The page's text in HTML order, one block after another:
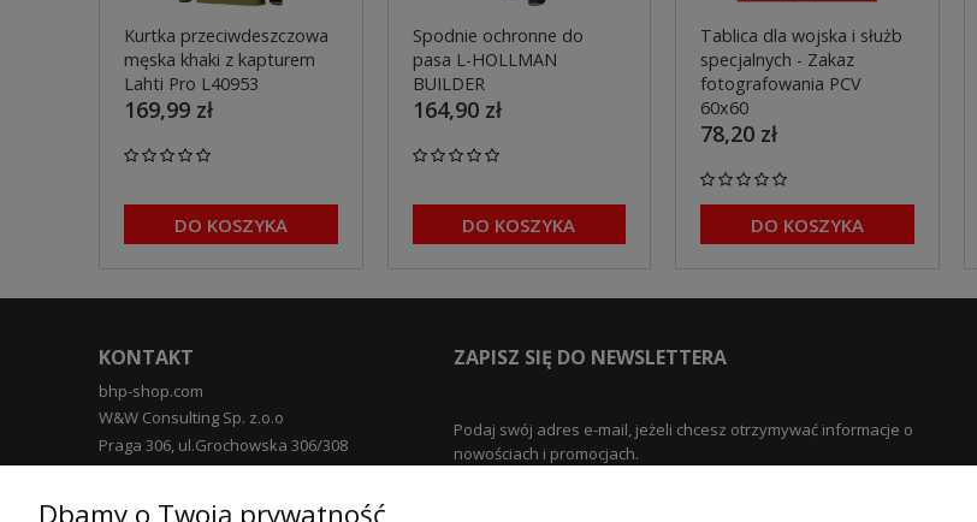
Kurtka przeciwdeszczowa
męska khaki z kapturem
Lahti Pro L40953
169,99 zł
DO KOSZYKA
Spodnie ochronne do
pasa L-HOLLMAN
BUILDER
164,90 zł
DO KOSZYKA
Tablica dla wojska i służb
specjalnych - Zakaz
fotografowania PCV
60x60
78,20 zł
DO KOSZYKA
KONTAKT
bhp-shop.com
W&W Consulting Sp. z.o.o
Praga 306, ul.Grochowska 306/308
03-840 Warszawa
ZAPISZ SIĘ DO NEWSLETTERA
Podaj swój adres e-mail, jeżeli chcesz otrzymywać informacje o
nowościach i promocjach.
Dbamy o Twoją prywatność